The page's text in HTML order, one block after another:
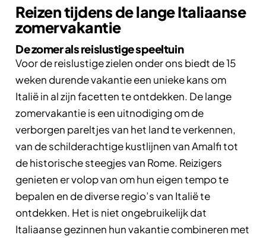
Reizen tijdens de lange Italiaanse
zomervakantie
De zomer als reislustige speeltuin
Voor de reislustige zielen onder ons biedt de 15
weken durende vakantie een unieke kans om
Italië in al zijn facetten te ontdekken. De lange
zomervakantie is een uitnodiging om de
verborgen pareltjes van het land te verkennen,
van de schilderachtige kustlijnen van Amalfi tot
de historische steegjes van Rome. Reizigers
genieten er volop van om hun eigen tempo te
bepalen en de diverse regio’s van Italië te
ontdekken. Het is niet ongebruikelijk dat
Italiaanse gezinnen hun vakantie combineren met